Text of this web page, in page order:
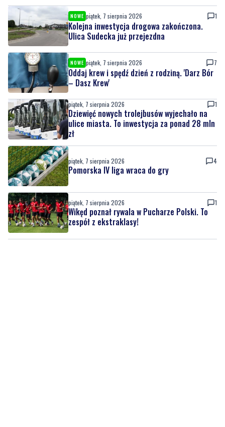
NOWE piątek, 7 sierpnia 2026 1
Kolejna inwestycja drogowa zakończona.
Ulica Sudecka już przejezdna
NOWE piątek, 7 sierpnia 2026 7
Oddaj krew i spędź dzień z rodziną. 'Darz Bór
– Dasz Krew'
piątek, 7 sierpnia 2026 1
Dziewięć nowych trolejbusów wyjechało na
ulice miasta. To inwestycja za ponad 28 mln
zł
piątek, 7 sierpnia 2026 4
Pomorska IV liga wraca do gry
piątek, 7 sierpnia 2026 1
Wikęd poznał rywala w Pucharze Polski. To
zespół z ekstraklasy!